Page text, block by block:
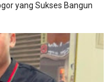
yang Sukses Bangun